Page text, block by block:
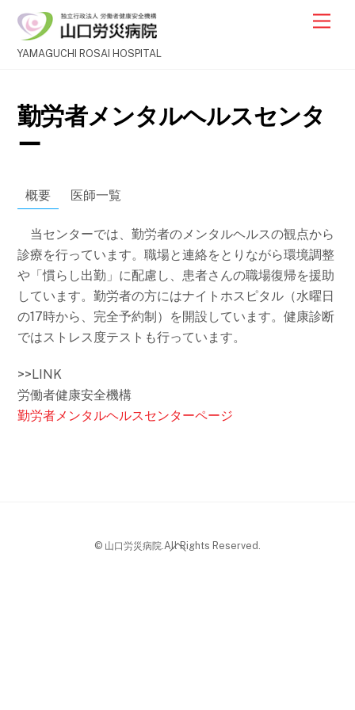
content
YAMAGUCHI ROSAI HOSPITAL
勤労者メンタルヘルスセンタ
ー
概要 医師一覧
当センターでは、勤労者のメンタルヘルスの観点から
診療を行っています。職場と連絡をとりながら環境調整
や「慣らし出勤」に配慮し、患者さんの職場復帰を援助
しています。勤労者の方にはナイトホスピタル（水曜日
の17時から、完全予約制）を開設しています。健康診断
ではストレス度テストも行っています。
>>LINK
労働者健康安全機構
勤労者メンタルヘルスセンターページ
Back
© 山口労災病院.All Rights Reserved.